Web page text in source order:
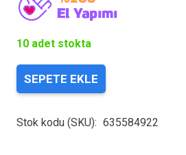
10 adet stokta
SEPETE EKLE
Stok kodu (SKU): 635584922